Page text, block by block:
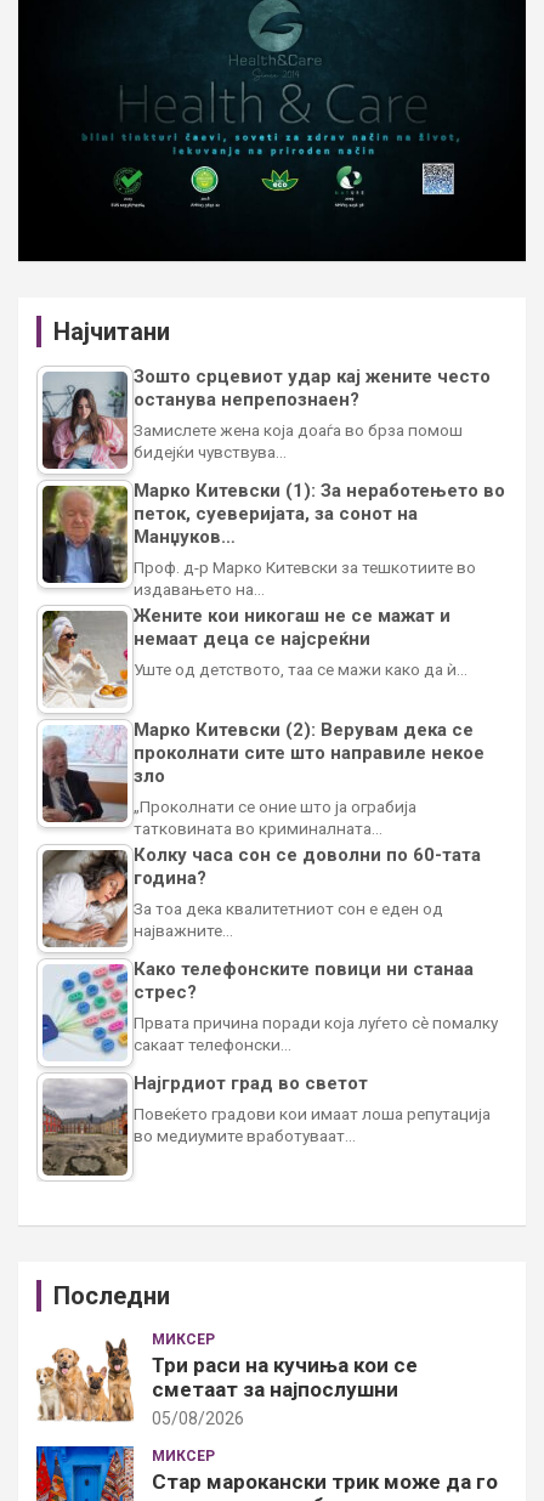
Најчитани
Зошто срцевиот удар кај жените често
останува непрепознаен?
Замислете жена која доаѓа во брза помош
бидејќи чувствува…
Марко Китевски (1): За неработењето во
петок, суеверијата, за сонот на
Манџуков…
Проф. д-р Марко Китевски за тешкотиите во
издавањето на…
Жените кои никогаш не се мажат и
немаат деца се најсреќни
Уште од детството, таа се мажи како да ѝ…
Марко Китевски (2): Верувам дека се
проколнати сите што направиле некое
зло
„Проколнати се оние што ја ограбија
татковината во криминалната…
Колку часа сон се доволни по 60-тата
година?
За тоа дека квалитетниот сон е еден од
најважните…
Како телефонските повици ни станаа
стрес?
Првата причина поради која луѓето сè помалку
сакаат телефонски…
Најгрдиот град во светот
Повеќето градови кои имаат лоша репутација
во медиумите вработуваат…
Последни
МИКСЕР
Три раси на кучиња кои се
сметаат за најпослушни
05/08/2026
МИКСЕР
Стар марокански трик може да го